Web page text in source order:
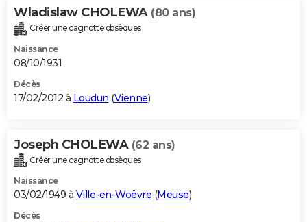
Wladislaw CHOLEWA (80 ans)
Créer une cagnotte obsèques
Naissance
08/10/1931
Décès
17/02/2012 à Loudun (Vienne)
Joseph CHOLEWA (62 ans)
Créer une cagnotte obsèques
Naissance
03/02/1949 à Ville-en-Woëvre (Meuse)
Décès